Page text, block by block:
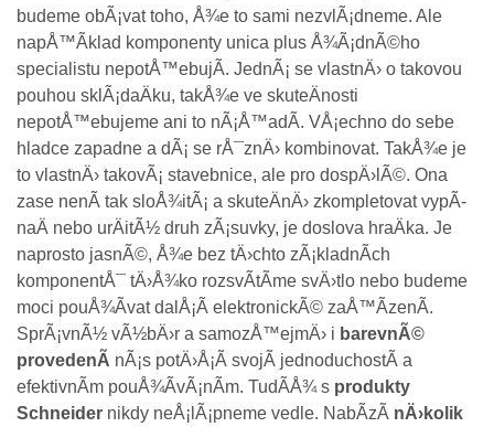
budeme obÃ¡vat toho, Å¾e to sami nezvlÃ¡dneme. Ale
napÅ™Ã­klad komponenty unica plus Å¾Ã¡dnÃ©ho
specialistu nepotÅ™ebujÃ­. JednÃ¡ se vlastnÄ› o takovou
pouhou sklÃ¡daÄku, takÅ¾e ve skuteÄnosti
nepotÅ™ebujeme ani to nÃ¡Å™adÃ­. VÅ¡echno do sebe
hladce zapadne a dÃ¡ se rÅ¯znÄ› kombinovat. TakÅ¾e je
to vlastnÄ› takovÃ¡ stavebnice, ale pro dospÄ›lÃ©. Ona
zase nenÃ­ tak sloÅ¾itÃ¡ a skuteÄnÄ› zkompletovat vypÃ­
naÄ nebo urÄitÃ½ druh zÃ¡suvky, je doslova hraÄka. Je
naprosto jasnÃ©, Å¾e bez tÄ›chto zÃ¡kladnÃ­ch
komponentÅ¯ tÄ›Å¾ko rozsvÃ­tÃ­me svÄ›tlo nebo budeme
moci pouÅ¾Ã­vat dalÅ¡Ã­ elektronickÃ© zaÅ™Ã­zenÃ­.
SprÃ¡vnÃ½ vÃ½bÄ›r a samozÅ™ejmÄ› i barevnÃ©
provedenÃ­ nÃ¡s potÄ›Å¡Ã­ svojÃ­ jednoduchostÃ­ a
efektivnÃ­m pouÅ¾Ã­vÃ¡nÃ­m. TudÃ­Å¾ s produkty
Schneider nikdy neÅ¡lÃ¡pneme vedle. NabÃ­zÃ­ nÄ›kolik